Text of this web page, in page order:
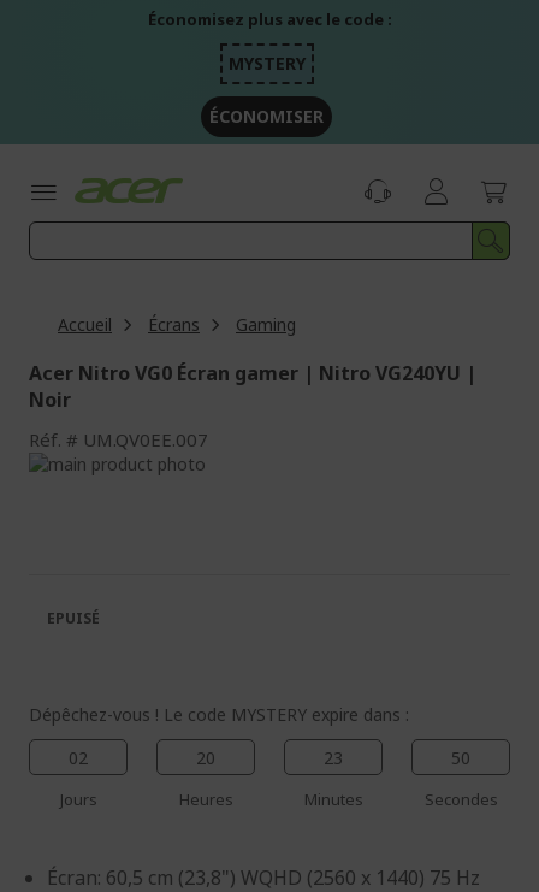
Économisez plus avec le code :
MYSTERY
ÉCONOMISER
Accueil Écrans Gaming
Acer Nitro VG0 Écran gamer | Nitro VG240YU |
Noir
Réf. UM.QV0EE.007
Passer
galerie
d’images
Galerie
d’images
Dépêchez-vous ! Le code MYSTERY expire dans :
02
Jours
20
Heures
23
Minutes
50
Secondes
Écran: 60,5 cm (23,8") WQHD (2560 x 1440) 75 Hz
EPUISÉ